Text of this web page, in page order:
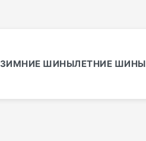
ЗИМНИЕ ШИНЫЛЕТНИЕ ШИНЫ